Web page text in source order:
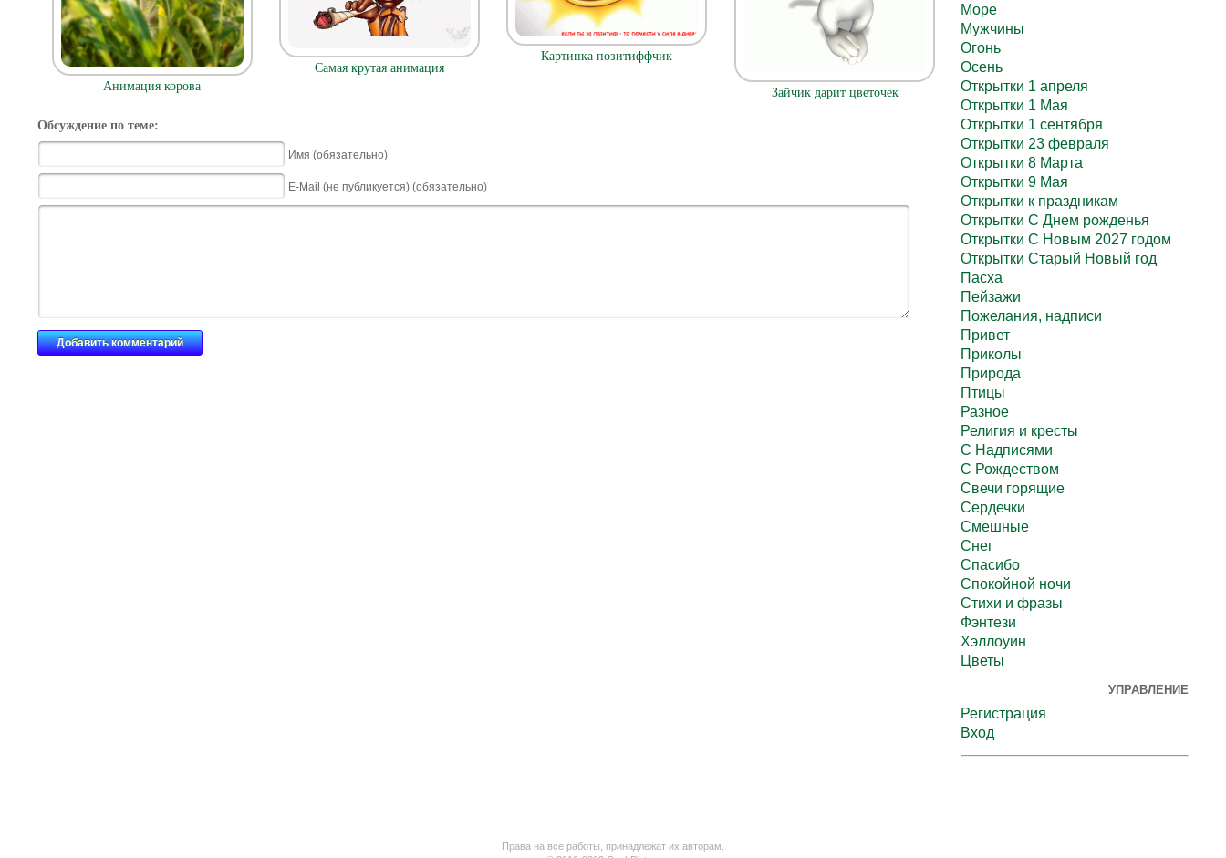
Анимация корова
Самая крутая анимация
Картинка позитиффчик
Зайчик дарит цветочек
Обсуждение по теме:
Имя (обязательно)
E-Mail (не публикуется) (обязательно)
Море
Мужчины
Огонь
Осень
Открытки 1 апреля
Открытки 1 Мая
Открытки 1 сентября
Открытки 23 февраля
Открытки 8 Марта
Открытки 9 Мая
Открытки к праздникам
Открытки С Днем рожденья
Открытки С Новым 2027 годом
Открытки Старый Новый год
Пасха
Пейзажи
Пожелания, надписи
Привет
Приколы
Природа
Птицы
Разное
Религия и кресты
С Надписями
С Рождеством
Свечи горящие
Сердечки
Смешные
Снег
Спасибо
Спокойной ночи
Стихи и фразы
Фэнтези
Хэллоуин
Цветы
УПРАВЛЕНИЕ
Регистрация
Вход
Права на все работы, принадлежат их авторам.